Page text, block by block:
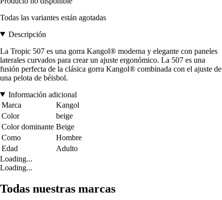
Todas las variantes están agotadas
Descripción
La Tropic 507 es una gorra Kangol® moderna y elegante con paneles
laterales curvados para crear un ajuste ergonómico. La 507 es una
fusión perfecta de la clásica gorra Kangol® combinada con el ajuste de
una pelota de béisbol.
Información adicional
Marca
Kangol
Color
beige
Color dominante Beige
Como
Hombre
Edad
Adulto
Loading...
Loading...
Todas nuestras marcas